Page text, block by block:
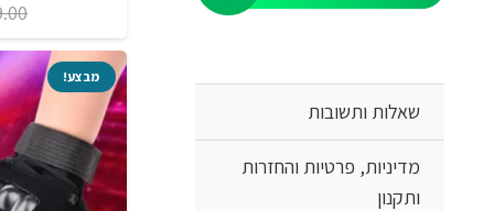
מבצע!
שאלות ותשובות
מדיניות, פרטיות והחזרות
ותקנון